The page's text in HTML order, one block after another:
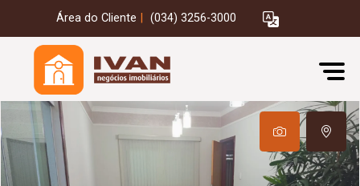
Área do Cliente (034) 3256-3000